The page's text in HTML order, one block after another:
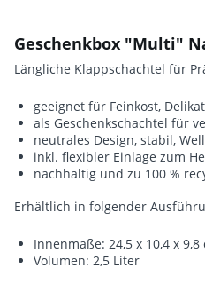
Geschenkbox "Multi"
Längliche Klappschachtel für
geeignet für Feinkost,
als Geschenkschachtel für
neutrales Design, stabil,
inkl. flexibler Einlage zum
nachhaltig und zu 100 %
Erhältlich in folgender
Innenmaße: 24,5 x 10,4 x 9,8
Volumen: 2,5 Liter